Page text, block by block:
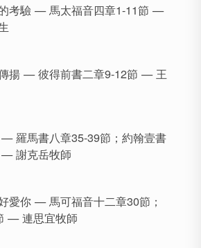
考驗 — 馬太福音四章1-11節 —
揚 — 彼得前書二章9-12節 — 王
羅馬書八章35-39節；約翰壹書
謝克岳牧師
愛你 — 馬可福音十二章30節；
— 連思宜牧師